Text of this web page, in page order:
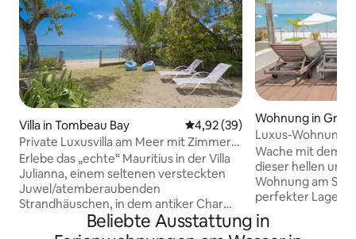
Villa in Tombeau Bay Durchschnittliche Bewertung:
4,92 (39)
Private Luxusvilla am Meer mit Zimmern
mit eigenem Bad
Erlebe das „echte“ Mauritius in der Villa
Julianna, einem seltenen versteckten
Juwel/atemberaubenden
Strandhäuschen, in dem antiker Charme
auf modernen Luxus trifft. Dieses
liebevoll renovierte Haus verfügt über
Wohnung in
Luxus-Wohnung
Wache mit dem
dieser hellen und
Wohnung am
perfekter Lage 2
entfernt
Komfort und
Beliebte Ausstattung in